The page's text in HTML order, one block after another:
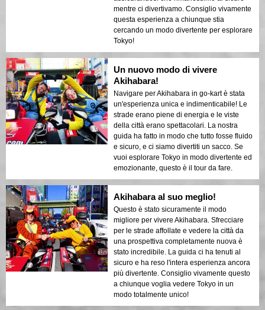
mentre ci divertivamo. Consiglio vivamente
questa esperienza a chiunque stia
cercando un modo divertente per esplorare
Tokyo!
Un nuovo modo di vivere
Akihabara!
Navigare per Akihabara in go-kart è stata
un'esperienza unica e indimenticabile! Le
strade erano piene di energia e le viste
della città erano spettacolari. La nostra
guida ha fatto in modo che tutto fosse fluido
e sicuro, e ci siamo divertiti un sacco. Se
vuoi esplorare Tokyo in modo divertente ed
emozionante, questo è il tour da fare.
Akihabara al suo meglio!
Questo è stato sicuramente il modo
migliore per vivere Akihabara. Sfrecciare
per le strade affollate e vedere la città da
una prospettiva completamente nuova è
stato incredibile. La guida ci ha tenuti al
sicuro e ha reso l'intera esperienza ancora
più divertente. Consiglio vivamente questo
a chiunque voglia vedere Tokyo in un
modo totalmente unico!